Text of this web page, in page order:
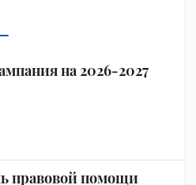
на 2026-2027
правовой помощи